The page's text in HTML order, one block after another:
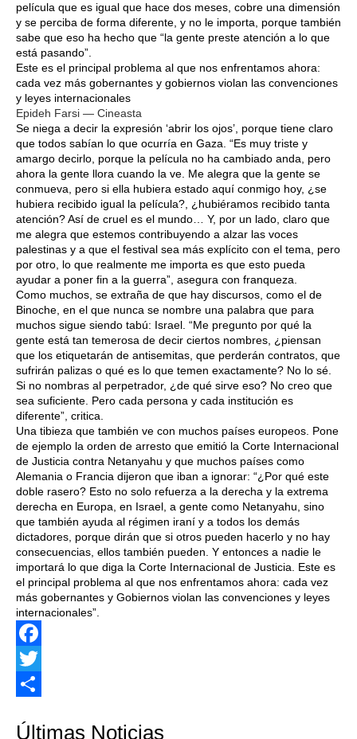
película que es igual que hace dos meses, cobre una dimensión
y se perciba de forma diferente, y no le importa, porque también
sabe que eso ha hecho que “la gente preste atención a lo que
está pasando”.
Este es el principal problema al que nos enfrentamos ahora:
cada vez más gobernantes y gobiernos violan las convenciones
y leyes internacionales
Epideh Farsi — Cineasta
Se niega a decir la expresión ‘abrir los ojos’, porque tiene claro
que todos sabían lo que ocurría en Gaza. “Es muy triste y
amargo decirlo, porque la película no ha cambiado anda, pero
ahora la gente llora cuando la ve. Me alegra que la gente se
conmueva, pero si ella hubiera estado aquí conmigo hoy, ¿se
hubiera recibido igual la película?, ¿hubiéramos recibido tanta
atención? Así de cruel es el mundo… Y, por un lado, claro que
me alegra que estemos contribuyendo a alzar las voces
palestinas y a que el festival sea más explícito con el tema, pero
por otro, lo que realmente me importa es que esto pueda
ayudar a poner fin a la guerra”, asegura con franqueza.
Como muchos, se extraña de que hay discursos, como el de
Binoche, en el que nunca se nombre una palabra que para
muchos sigue siendo tabú: Israel. “Me pregunto por qué la
gente está tan temerosa de decir ciertos nombres, ¿piensan
que los etiquetarán de antisemitas, que perderán contratos, que
sufrirán palizas o qué es lo que temen exactamente? No lo sé.
Si no nombras al perpetrador, ¿de qué sirve eso? No creo que
sea suficiente. Pero cada persona y cada institución es
diferente”, critica.
Una tibieza que también ve con muchos países europeos. Pone
de ejemplo la orden de arresto que emitió la Corte Internacional
de Justicia contra Netanyahu y que muchos países como
Alemania o Francia dijeron que iban a ignorar: “¿Por qué este
doble rasero? Esto no solo refuerza a la derecha y la extrema
derecha en Europa, en Israel, a gente como Netanyahu, sino
que también ayuda al régimen iraní y a todos los demás
dictadores, porque dirán que si otros pueden hacerlo y no hay
consecuencias, ellos también pueden. Y entonces a nadie le
importará lo que diga la Corte Internacional de Justicia. Este es
el principal problema al que nos enfrentamos ahora: cada vez
más gobernantes y Gobiernos violan las convenciones y leyes
internacionales”.
Facebook
Twitter
Últimas Noticias